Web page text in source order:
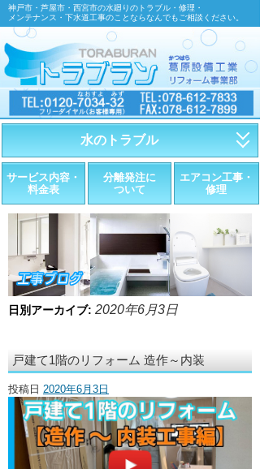
神戸市・芦屋市・西宮市の水廻りのトラブル・修理・
メンテナンス・下水道工事のことならなんでもご相談ください。
水のトラブル
・トイレが詰まったら
・トイレが漏れたら
・水道管が漏れたら
・排水が詰まったら
・悪臭調査
・ここに水栓がほしい
・水廻りメンテナンス
サービス内容・
料金表
分離発注に
ついて
エアコン工事・
修理
日別アーカイブ: 2020年6月3日
戸建て1階のリフォーム 造作～内装
投稿日 2020年6月3日